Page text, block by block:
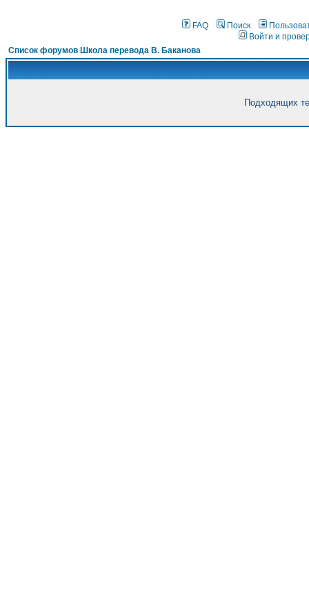
FAQ Поиск
Войти и
Список форумов Школа перевода В. Баканова
Подходящих